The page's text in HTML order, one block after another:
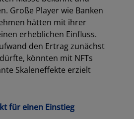
Große Player wie Banken
hätten mit ihrer
erheblichen Einfluss.
den Ertrag zunächst
könnten mit NFTs
Skaleneffekte erzielt
für einen Einstieg